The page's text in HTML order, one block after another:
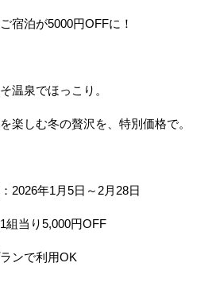
宿泊が5000円OFFに！
温泉でほっこり。
楽しむ冬の贅沢を、特別価格で。
2026年1月5日～2月28日
組当り5,000円OFF
ンで利用OK